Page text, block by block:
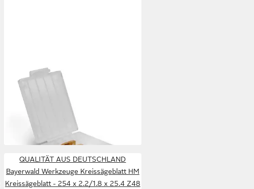
QUALITÄT AUS DEUTSCHLAND
BAYERWALD WERKZEUGE
Trennscheiben 3x NeoPlane
Ersatzmesser für Frässcheibe
49,95 €
64,95 €
lieferbar - in 3-4 Werktagen bei dir
QUALITÄT AUS DEUTSCHLAND
Bayerwald Werkzeuge Kreissägeblatt HM
Kreissägeblatt - 254 x 2.2/1.8 x 25.4 Z48